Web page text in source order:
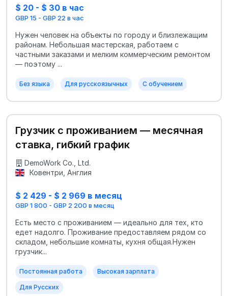
$ 20 - $ 30 в час
GBP 15 - GBP 22 в час
Нужен человек на объекты по городу и близлежащим
районам. Небольшая мастерская, работаем с
частными заказами и мелким коммерческим ремонтом
— поэтому ...
Без языка Для русскоязычных С обучением
Грузчик с проживанием — месячная
ставка, гибкий график
DemoWork Co., Ltd.
Ковентри, Англия
$ 2 429 - $ 2 969 в месяц
GBP 1 800 - GBP 2 200 в месяц
Есть место с проживанием — идеально для тех, кто
едет надолго. Проживание предоставляем рядом со
складом, небольшие комнаты, кухня общая.Нужен
грузчик...
Постоянная работа Высокая зарплата
Для Русских